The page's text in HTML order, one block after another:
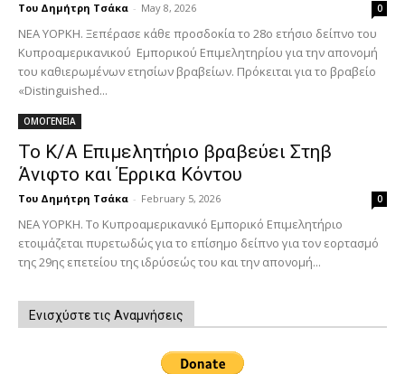
Του Δημήτρη Τσάκα - May 8, 2026 0
ΝΕΑ ΥΟΡΚΗ. Ξεπέρασε κάθε προσδοκία το 28ο ετήσιο δείπνο του
Κυπροαμερικανικού Εμπορικού Επιμελητηρίου για την απονομή
του καθιερωμένων ετησίων βραβείων. Πρόκειται για το βραβείο
«Distinguished...
ΟΜΟΓΕΝΕΙΑ
Το Κ/A Επιμελητήριο βραβεύει Στηβ
Άνιφτο και Έρρικα Κόντου
Του Δημήτρη Τσάκα - February 5, 2026 0
ΝΕΑ ΥΟΡΚΗ. Το Κυπροαμερικανικό Εμπορικό Επιμελητήριο
ετοιμάζεται πυρετωδώς για το επίσημο δείπνο για τον εορτασμό
της 29ης επετείου της ιδρύσεώς του και την απονομή...
Ενισχύστε τις Αναμνήσεις